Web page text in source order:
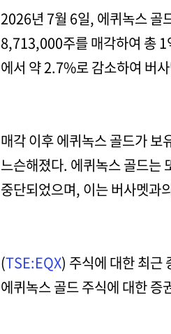
2026년 7월 6일, 에퀴녹스 골
8,713,000주를 매각하여 총
에서 약 2.7%로 감소하여 버
매각 이후 에퀴녹스 골드가 보
느슨해졌다. 에퀴녹스 골드는
중단되었으며, 이는 버사멧과
(TSE:EQX) 주식에 대한 최근
에퀴녹스 골드 주식에 대한